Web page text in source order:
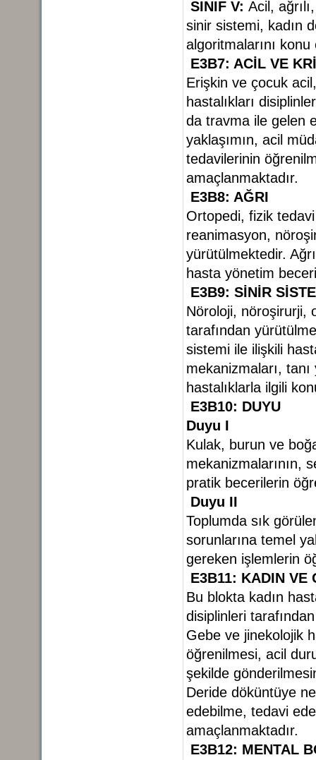
SINIF V: Acil,
sinir sistemi, kadın
algoritmalarını
E3B7: ACİL VE
Erişkin ve çocuk
hastalıkları
da travma ile gelen
yaklaşımın, acil
tedavilerinin
amaçlanmaktadır.
E3B8: AĞRI
Ortopedi, fizik
reanimasyon,
yürütülmektedir.
hasta yönetim
E3B9: SİNİR
Nöroloji, nöroşirurji,
tarafından
sistemi ile ilişkili
mekanizmaları,
hastalıklarla ilgili
E3B10: DUYU
Duyu I
Kulak, burun ve
mekanizmalarının,
pratik becerilerin
Duyu II
Toplumda sık
sorunlarına temel
gereken işlemlerin
E3B11: KADIN VE
Bu blokta kadın
disiplinleri
Gebe ve jinekolojik
öğrenilmesi, acil
şekilde
Deride döküntüye
edebilme, tedavi
amaçlanmaktadır.
E3B12: MENTAL